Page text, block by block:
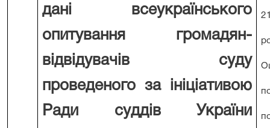
дані всеукраїнського
опитування громадян-
відвідувачів суду
проведеного за ініціативою
Ради суддів України